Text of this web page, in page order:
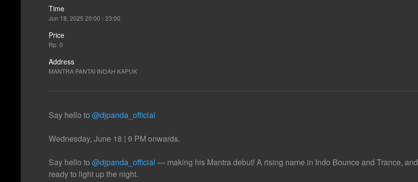
Time
Jun 18, 2025 20:00 - 23:00
Price
Rp. 0
Address
MANTRA PANTAI INDAH KAPUK
Say hello to @djpanda_official
Wednesday, June 18 | 9 PM onwards.
Say hello to @djpanda_official — making his Mantra debut! A rising name in Indo Bounce and Trance, and
ready to light up the night.